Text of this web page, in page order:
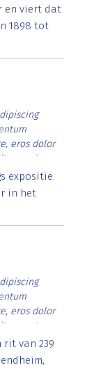
lorem
en viert dat
1898 tot
eros dolor
erat.
lorem
expositie.
in het
eros dolor
erat.
lorem
rit van 239